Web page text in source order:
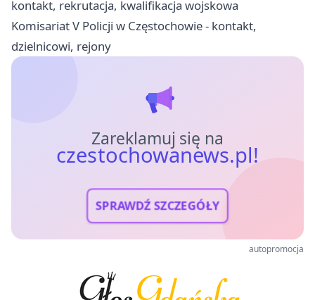
kontakt, rekrutacja, kwalifikacja wojskowa
Komisariat V Policji w Częstochowie - kontakt,
dzielnicowi, rejony
Zareklamuj się na
czestochowanews.pl!
SPRAWDŹ SZCZEGÓŁY
autopromocja